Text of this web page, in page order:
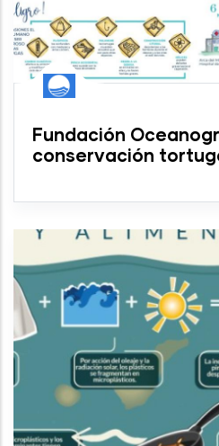
Fundación
conservación